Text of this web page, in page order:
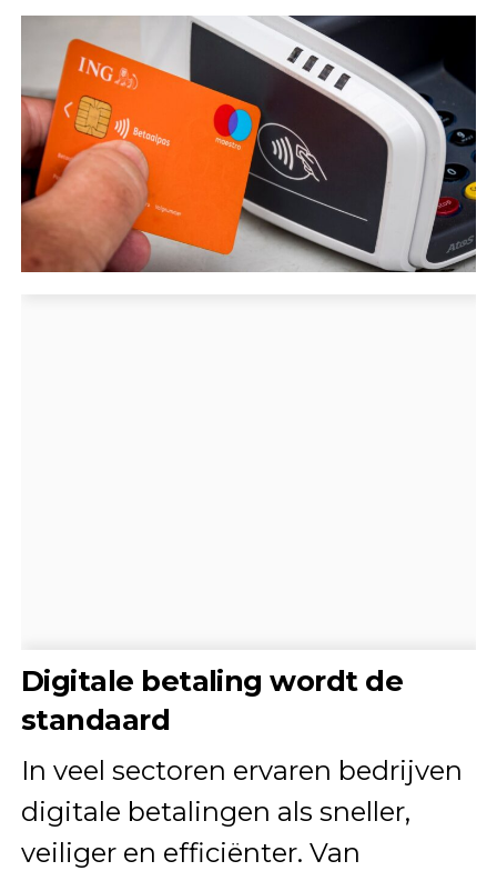
Digitale betaling wordt de
standaard
In veel sectoren ervaren bedrijven
digitale betalingen als sneller,
veiliger en efficiënter. Van